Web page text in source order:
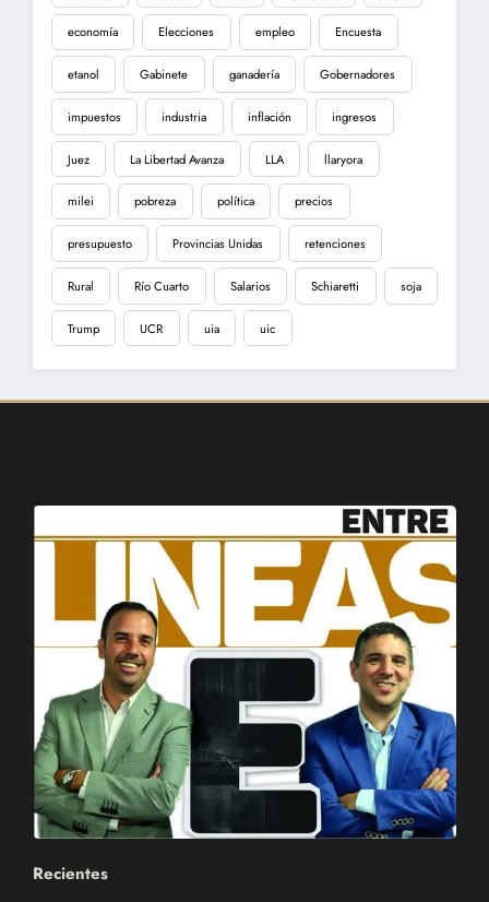
economía Elecciones empleo Encuesta
etanol Gabinete ganadería Gobernadores
impuestos industria inflación ingresos
Juez La Libertad Avanza LLA llaryora
milei pobreza política precios
presupuesto Provincias Unidas retenciones
Rural Río Cuarto Salarios Schiaretti soja
Trump UCR uia uic
Recientes